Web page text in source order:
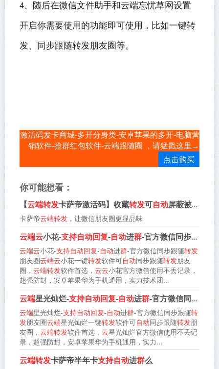
4、随后在微信文件助手和云端忘忧草网设置
开启你需要使用的功能即可使用，比如一键转
发、同步跟随转发朋友圈等。
激活码发卡商城-多开分身类-安卓苹果的多开-电脑营
销软件-抢群红包软件-云端跟随圈 ，请猛戳这里→
点击购买
你可能想看：
【云端转发卡萨帝激活码】收藏转发可自动屏蔽被转发
卡萨帝云端转发 ，让微信朋友圈更显品味
云端云小花-支持自动回复-自动进群-官方微信同步跟随
云端云小花-支持自动回复-自动进群-官方微信同步跟随转发
朋友圈云端云小花一键转发软件可自动同步跟随转发朋友
圈， 云端转发软件首选， 云云小花官方微信使用不丢记录，
超强防封，安卓苹果华为手机通用，实力技术团...
云端星光灿烂-支持自动回复-自动进群-官方微信同步跟随
云端星光灿烂-支持自动回复-自动进群-官方微信同步跟随转
发朋友圈云端星光灿烂一键转发软件可自动同步跟随转发朋
友圈， 云端转发软件首选， 云星光灿烂官方微信使用不丢记
录，超强防封，安卓苹果华为手机通用，实力...
云端转发卡萨帝半年卡支持自动进群么